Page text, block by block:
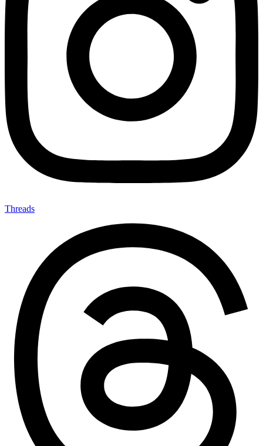
Threads